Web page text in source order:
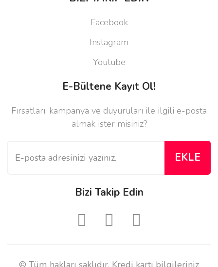
Facebook
Instagram
Youtube
E-Bültene Kayıt Ol!
Fırsatları, kampanya ve duyuruları ile ilgili e-posta
almak ister misiniz?
EKLE
Bizi Takip Edin
© Tüm hakları saklıdır. Kredi kartı bilgileriniz